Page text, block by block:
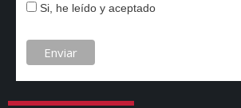
Si, he leído y aceptado